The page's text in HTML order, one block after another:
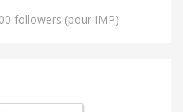
followers (pour IMP)